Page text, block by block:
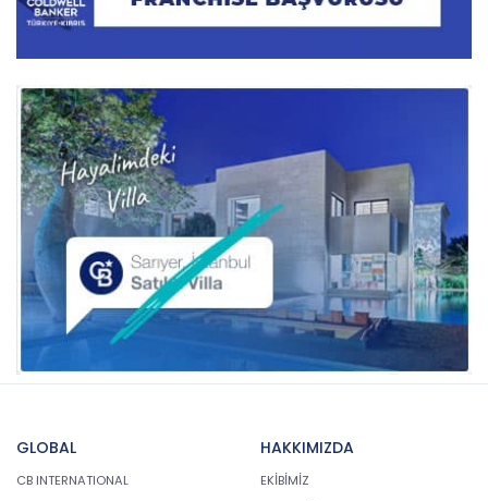
GLOBAL
CB INTERNATIONAL
HAKKIMIZDA
EKİBİMİZ